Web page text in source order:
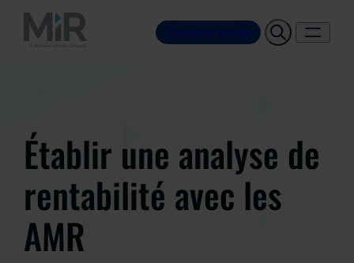
Contacter ventes
Établir une analyse de
rentabilité avec les
AMR